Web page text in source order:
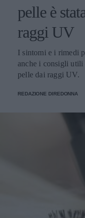
pelle è
raggi UV
I sintomi e i rimedi
anche i consigli utili
pelle dai raggi UV.
REDAZIONE DIREDONNA